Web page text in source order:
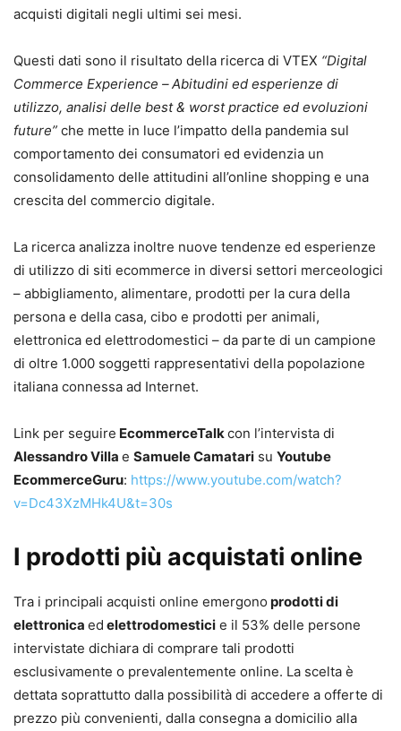
acquisti digitali negli ultimi sei mesi.
Questi dati sono il risultato della ricerca di VTEX “Digital
Commerce Experience –Abitudini ed esperienze di
utilizzo, analisi delle best & worst practice ed evoluzioni
future” che mette in luce l’impatto della pandemia sul
comportamento dei consumatori ed evidenzia un
consolidamento delle attitudini all’online shopping e una
crescita del commercio digitale.
La ricerca analizza inoltre nuove tendenze ed esperienze
di utilizzo di siti ecommerce in diversi settori merceologici
– abbigliamento, alimentare, prodotti per la cura della
persona e della casa, cibo e prodotti per animali,
elettronica ed elettrodomestici – da parte di un campione
di oltre 1.000 soggetti rappresentativi della popolazione
italiana connessa ad Internet.
Link per seguire EcommerceTalkcon l’intervista di
Alessandro Villa e Samuele Camatari su Youtube
EcommerceGuru: https://www.youtube.com/watch?
v=Dc43XzMHk4U&t=30s
I prodotti più acquistati online
Tra i principali acquisti online emergono prodotti di
elettronica ed elettrodomestici e il 53% delle persone
intervistate dichiara di comprare tali prodotti
esclusivamente o prevalentemente online. La scelta è
dettata soprattutto dalla possibilità di accedere a offerte di
prezzo più convenienti, dalla consegna a domicilio alla